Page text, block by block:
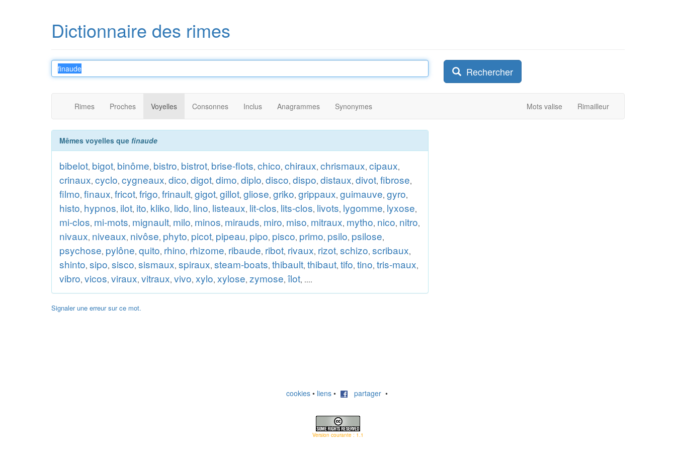
Dictionnaire des rimes
Rechercher
Rimes Proches Voyelles Consonnes Inclus Anagrammes Synonymes Mots valise Rimailleur
Mêmes voyelles que finaude
bibelot, bigot, binôme, bistro, bistrot, brise-flots, chico, chiraux, chrismaux, cipaux,
crinaux, cyclo, cygneaux, dico, digot, dimo, diplo, disco, dispo, distaux, divot, fibrose,
filmo, finaux, fricot, frigo, frinault, gigot, gillot, gliose, griko, grippaux, guimauve, gyro,
histo, hypnos, ilot, ito, kliko, lido, lino, listeaux, lit-clos, lits-clos, livots, lygomme, lyxose,
mi-clos, mi-mots, mignault, milo, minos, mirauds, miro, miso, mitraux, mytho, nico, nitro,
nivaux, niveaux, nivôse, phyto, picot, pipeau, pipo, pisco, primo, psilo, psilose,
psychose, pylône, quito, rhino, rhizome, ribaude, ribot, rivaux, rizot, schizo, scribaux,
shinto, sipo, sisco, sismaux, spiraux, steam-boats, thibault, thibaut, tifo, tino, tris-maux,
vibro, vicos, viraux, vitraux, vivo, xylo, xylose, zymose, îlot, ....
Signaler une erreur sur ce mot.
cookies • liens • partager •
Version courante : 1.1